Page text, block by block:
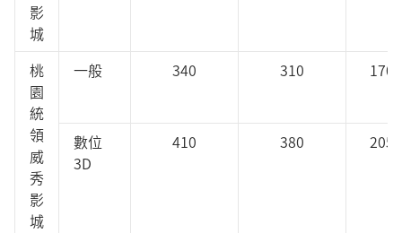
影
城
桃
園
統
領
威
秀
影
城
一般 340 310 170
數位
3D
410 380 205